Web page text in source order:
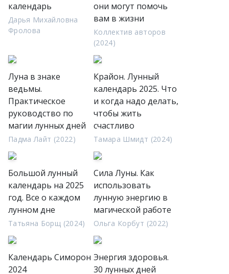
календарь
Дарья Михайловна
Фролова
они могут помочь
вам в жизни
Коллектив авторов
(2024)
Луна в знаке
ведьмы.
Практическое
руководство по
магии лунных дней
Падма Лайт (2022)
Крайон. Лунный
календарь 2025. Что
и когда надо делать,
чтобы жить
счастливо
Тамара Шмидт (2024)
Большой лунный
календарь на 2025
год. Все о каждом
лунном дне
Татьяна Борщ (2024)
Сила Луны. Как
использовать
лунную энергию в
магической работе
Ольга Корбут (2022)
Календарь Симорон
2024
Энергия здоровья.
30 лунных дней